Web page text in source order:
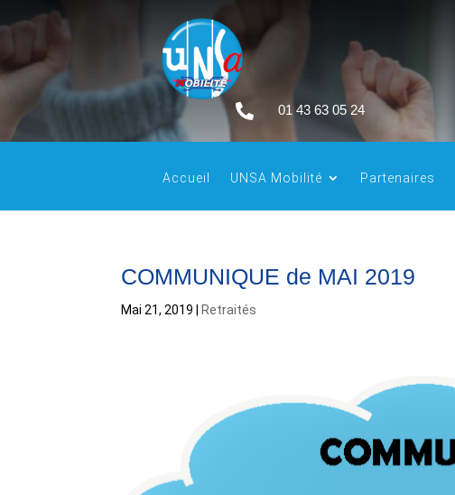
 01 43 63 05 24
Accueil UNSA Mobilité Partenaires
COMMUNIQUE de MAI 2019
Mai 21, 2019 Retraités